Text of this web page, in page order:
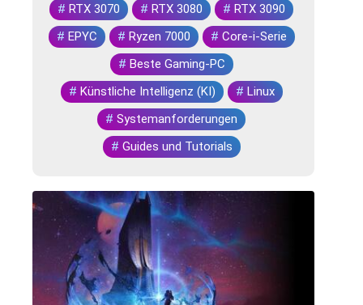
# RTX 3070 # RTX 3080 # RTX 3090
# EPYC # Ryzen 7000 # Core-i-Serie
# Beste Gaming-PC
# Künstliche Intelligenz (KI) # Linux
# Systemanforderungen
# Guides und Tutorials